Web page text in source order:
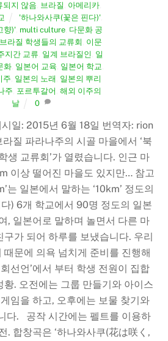
되지 않음 브라질 아메리카
'하나와사쿠(꽃은 핀다)',
향)' multi culture 다문화 공
브라질 학생들의 교류회 이문
지간 교류 일계 브라질인 일
화 일본어 교육 일본어 학교
주 일본의 노래 일본의 뿌리
주 포르투갈어 해외 이주의
날
0
일: 2015년 6월 18일 번역자: rion
질 파라나주의 시골 마을에서 ‘북
생 교류회’가 열렸습니다. 인근 마
이상 떨어진 마을도 있지만… 참고
는 일본에서 말하는 ‘10km’ 정도의
) 6개 학교에서 90명 정도의 일본
, 일본어로 말하며 놀면서 다른 마
구가 되어 하루를 보냈습니다. 우리
때문에 의욕 넘치게 준비를 진행해
선언’에서 부터 학생 전원이 집합
. 오전에는 그룹 만들기와 아이스
임을 하고, 오후에는 보물 찾기와
다. 공작 시간에는 펠트를 이용하
. 합창곡은 ‘하나와사쿠(花は咲く,